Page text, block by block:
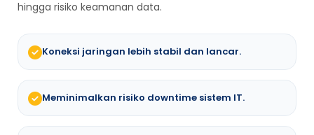
hingga risiko keamanan data.
Koneksi jaringan lebih stabil dan lancar.
Meminimalkan risiko downtime sistem IT.